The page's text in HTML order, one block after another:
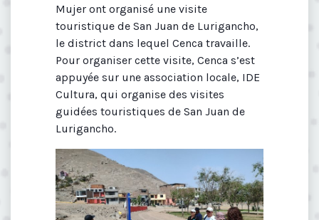
Mujer ont organisé une visite
touristique de San Juan de Lurigancho,
le district dans lequel Cenca travaille.
Pour organiser cette visite, Cenca s’est
appuyée sur une association locale, IDE
Cultura, qui organise des visites
guidées touristiques de San Juan de
Lurigancho.